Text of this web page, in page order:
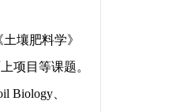
壤肥料学》
项目等课题。
Biology